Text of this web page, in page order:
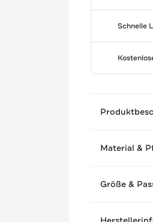
Schnelle
Material &
Größe &